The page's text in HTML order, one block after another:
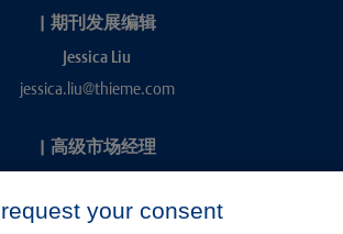
| 期刊发展编辑
Jessica Liu
jessica.liu@thieme.com
| 高级市场经理
kevin.chang@thieme.com
your consent